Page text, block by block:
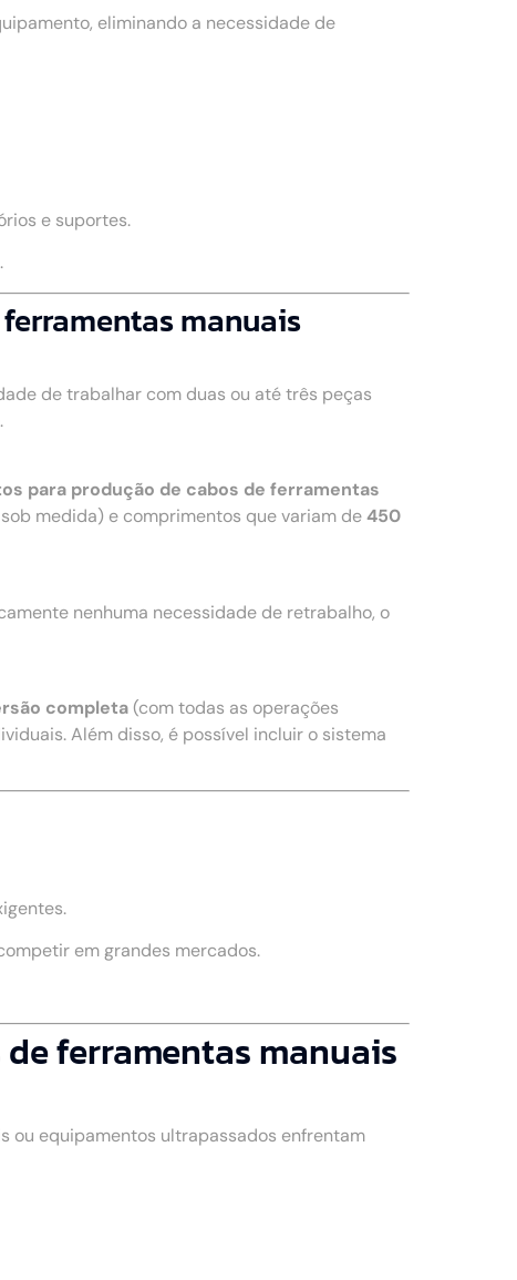
eliminando a necessidade de
e suportes.
manuais
de trabalhar com duas ou até três peças
para produção de cabos de ferramentas
medida) e comprimentos que variam de450
nenhuma necessidade de retrabalho, o
completa (com todas as operações
Além disso, é possível incluir o sistema
em grandes mercados.
ferramentas manuais
ou equipamentos ultrapassados enfrentam